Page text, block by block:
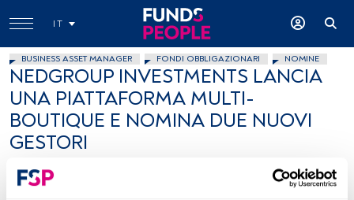
IT
BUSINESS ASSET MANAGER FONDI OBBLIGAZIONARI NOMINE
NEDGROUP INVESTMENTS LANCIA
UNA PIATTAFORMA MULTI-
BOUTIQUE E NOMINA DUE NUOVI
GESTORI